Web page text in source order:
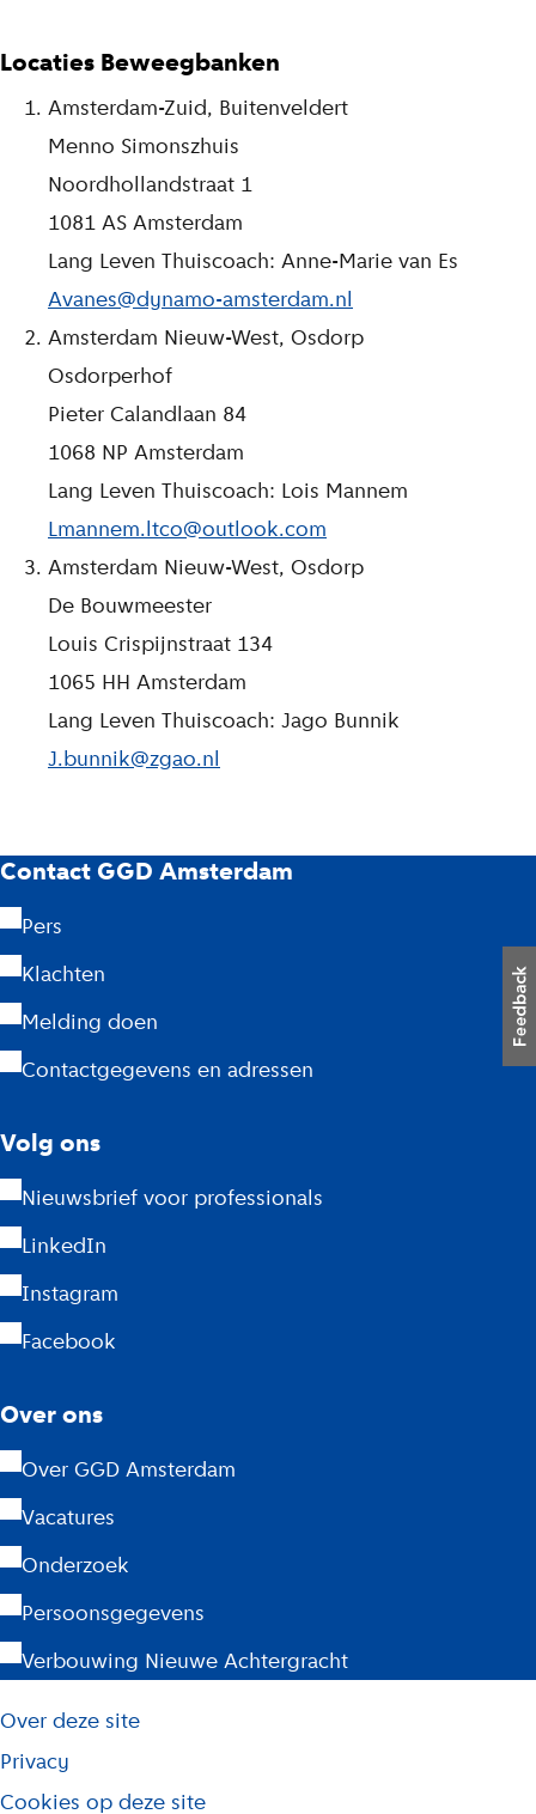
Locaties Beweegbanken
Amsterdam-Zuid, Buitenveldert
Menno Simonszhuis
Noordhollandstraat 1
1081 AS Amsterdam
Lang Leven Thuiscoach: Anne-Marie van Es
Avanes@dynamo-amsterdam.nl
Amsterdam Nieuw-West, Osdorp
Osdorperhof
Pieter Calandlaan 84
1068 NP Amsterdam
Lang Leven Thuiscoach: Lois Mannem
Lmannem.ltco@outlook.com
Amsterdam Nieuw-West, Osdorp
De Bouwmeester
Louis Crispijnstraat 134
1065 HH Amsterdam
Lang Leven Thuiscoach: Jago Bunnik
J.bunnik@zgao.nl
G
G
D
A
m
t
e
r
d
a
m
Contact GGD Amsterdam
Pers
Klachten
Melding doen
Contactgegevens en adressen
Volg ons
Nieuwsbrief voor professionals
LinkedIn
Instagram
Facebook
Over ons
Over GGD Amsterdam
Vacatures
Onderzoek
Persoonsgegevens
Verbouwing Nieuwe Achtergracht
i
j
s
Over deze site
Privacy
Cookies op deze site